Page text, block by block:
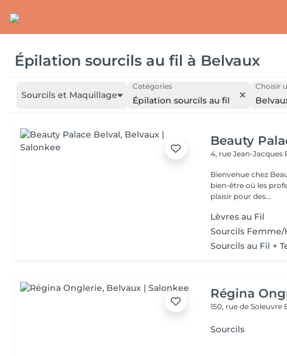
Épilation sourcils au fil à Belvaux
Sourcils et Maquillage
Catégories
Épilation sourcils au fil
Choisir
Beauty
4, rue Jean-Jacques
Bienvenue chez
bien-être où les
plaisir pour des...
Lèvres au Fil
Sourcils
Sourcils au Fil +
Régina
150, rue de Soleuvre
Sourcils